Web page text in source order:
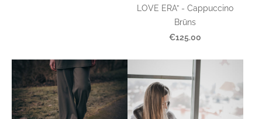
LOVE ERA” - Cappuccino
Brūns
€125.00